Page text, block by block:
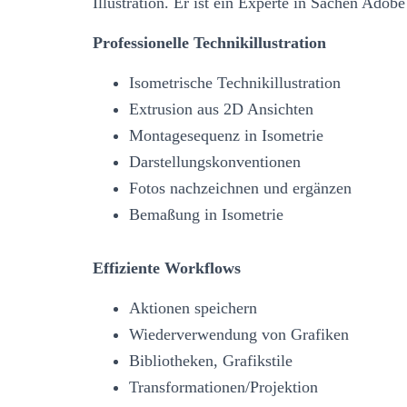
Professionelle Technikillustration
Isometrische Technikillustration
Extrusion aus 2D Ansichten
Montagesequenz in Isometrie
Darstellungskonventionen
Fotos nachzeichnen und ergänzen
Bemaßung in Isometrie
Effiziente Workflows
Aktionen speichern
Wiederverwendung von Grafiken
Bibliotheken, Grafikstile
Transformationen/Projektion